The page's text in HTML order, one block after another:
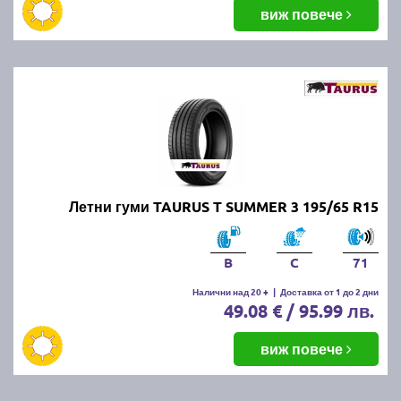
балансировка и реглаж на предния и задния мост.
Неравномерното износване може да е знак за
гуми.
Как да се грижим за летните
Проверявайте редовно налягането, дълбочината
на протектора и състоянието на гумите. Избягвайте
рязко спиране и агресивно шофиране, тъй като
това води до по-бързо износване. Почиствайте
гумите от кал и камъчета и ги проверявайте за
Как се съхраняват зимните и
летни гуми?
виж повече
Летни гуми TAURUS T SUMMER 3 195/65 R15
B C 71
Налични над 20 + | Доставка от 1 до 2 дни
49.08 € / 95.99 лв.
виж повече